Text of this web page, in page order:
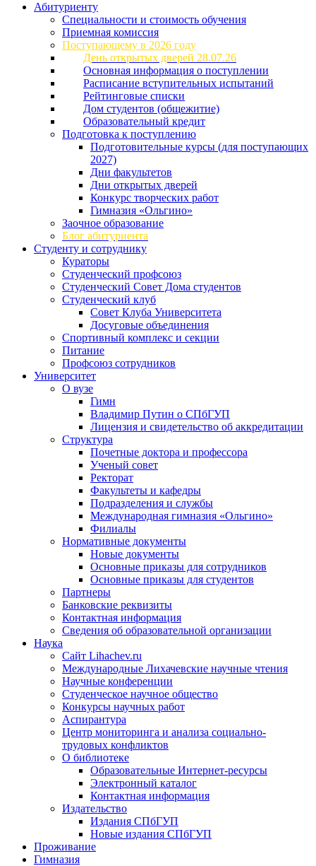
Абитуриенту
Специальности и стоимость обучения
Приемная комиссия
Поступающему в 2026 году
День открытых дверей 28.07.26
Основная информация о поступлении
Расписание вступительных испытаний
Рейтинговые списки
Дом студентов (общежитие)
Образовательный кредит
Подготовка к поступлению
Подготовительные курсы (для поступающих
2027)
Дни факультетов
Дни открытых дверей
Конкурс творческих работ
Гимназия «Ольгино»
Заочное образование
Блог абитуриента
Студенту и сотруднику
Кураторы
Студенческий профсоюз
Студенческий Совет Дома студентов
Студенческий клуб
Совет Клуба Университета
Досуговые объединения
Спортивный комплекс и секции
Питание
Профсоюз сотрудников
Университет
О вузе
Гимн
Владимир Путин о СПбГУП
Лицензия и свидетельство об аккредитации
Структура
Почетные доктора и профессора
Ученый совет
Ректорат
Факультеты и кафедры
Подразделения и службы
Международная гимназия «Ольгино»
Филиалы
Нормативные документы
Новые документы
Основные приказы для сотрудников
Основные приказы для студентов
Партнеры
Банковские реквизиты
Контактная информация
Сведения об образовательной организации
Наука
Сайт Lihachev.ru
Международные Лихачевские научные чтения
Научные конференции
Студенческое научное общество
Конкурсы научных работ
Аспирантура
Центр мониторинга и анализа социально-
трудовых конфликтов
О библиотеке
Образовательные Интернет-ресурсы
Электронный каталог
Контактная информация
Издательство
Издания СПбГУП
Новые издания СПбГУП
Проживание
Гимназия